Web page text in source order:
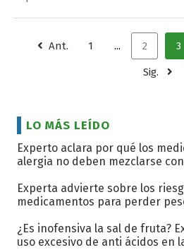
Ant. 1 ... 2 3
Sig.
LO MÁS LEÍDO
Experto aclara por qué los
alergia no deben mezclarse
Experta advierte sobre los
medicamentos para perder
¿Es inofensiva la sal de fruta?
uso excesivo de anti ácidos en